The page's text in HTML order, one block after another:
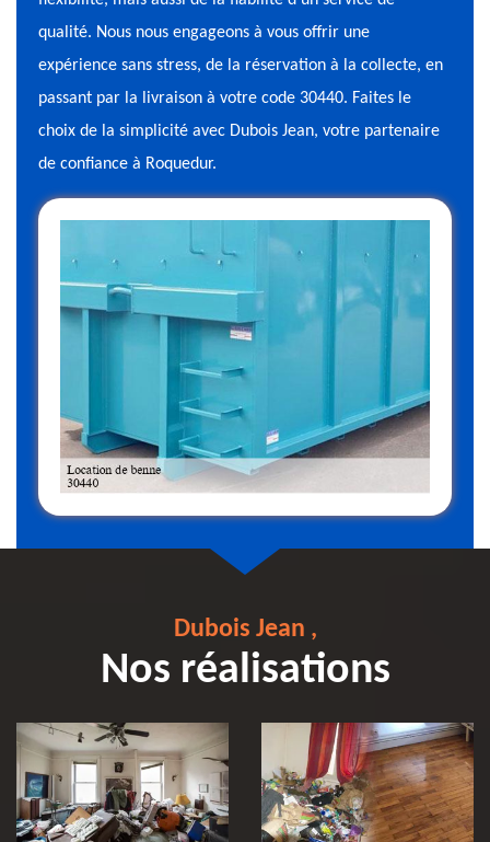
qualité. Nous nous engageons à vous offrir une
expérience sans stress, de la réservation à la collecte, en
passant par la livraison à votre code 30440. Faites le
choix de la simplicité avec Dubois Jean, votre partenaire
de confiance à Roquedur.
Dubois Jean ,
Nos réalisations
Entreprise de
débarras 30
Débarras et
nettoyage après
décès 30